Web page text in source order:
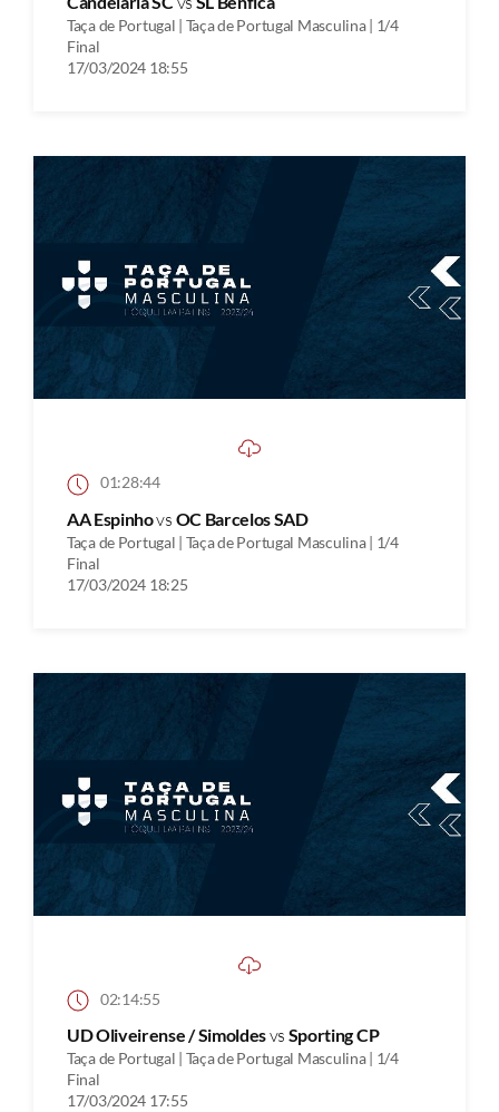
Taça de Portugal | Taça de Portugal Masculina | 1/4
Final
17/03/2024 18:55
01:28:44
AA Espinhovs OC Barcelos SAD
Taça de Portugal | Taça de Portugal Masculina | 1/4
Final
17/03/2024 18:25
02:14:55
UD Oliveirense / Simoldesvs Sporting CP
Taça de Portugal | Taça de Portugal Masculina | 1/4
Final
17/03/2024 17:55